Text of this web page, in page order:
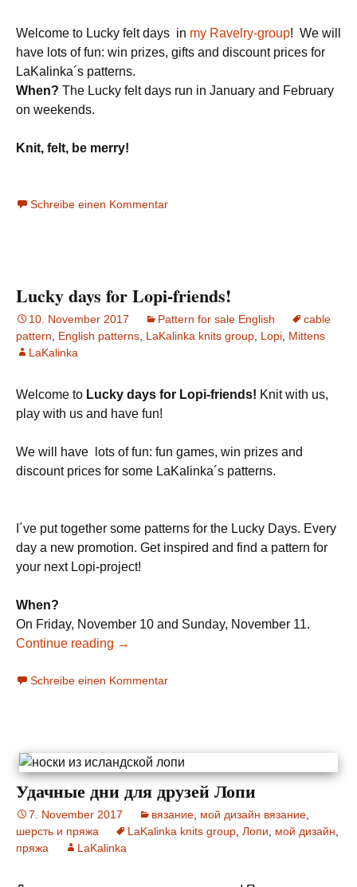
Welcome to Lucky felt days in my Ravelry-group! We will
have lots of fun: win prizes, gifts and discount prices for
LaKalinka´s patterns.
When? The Lucky felt days run in January and February
on weekends.
Knit, felt, be merry!
Schreibe einen Kommentar
Lucky days for Lopi-friends!
10. November 2017 Pattern for sale English
cable
pattern
English patterns LaKalinka knits group Lopi Mittens
LaKalinka
Welcome to Lucky days for Lopi-friends! Knit with us,
play with us and have fun!
We will have lots of fun: fun games, win prizes and
discount prices for some LaKalinka´s patterns.
I´ve put together some patterns for the Lucky Days. Every
day a new promotion. Get inspired and find a pattern for
your next Lopi-project!
When?
On Friday, November 10 and Sunday, November 11.
Continue reading →
Schreibe einen Kommentar
Удачные дни для друзей Лопи
7. November 2017 вязание мой дизайн вязание
шерсть и пряжа
LaKalinka knits group Лопи мой дизайн
пряжа
LaKalinka